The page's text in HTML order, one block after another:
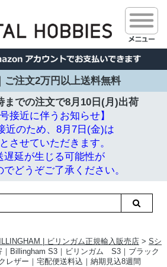
ご注文2万円以上送料無料
までの注文で8月10日(月)出荷
接近に伴うお知らせ】
近のため、8月7日(金)は
させていただきます。
遅延が生じる可能性が
どうぞご了承ください。
| ビリンガム正規輸入販売店 > Sシ
｜Billingham S3｜ビリンガム S3｜ブラック
レザー｜宅配便送料込｜納期見込8週間